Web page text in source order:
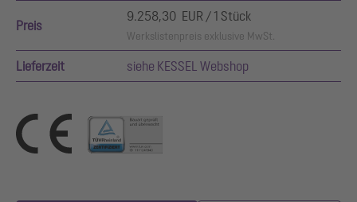
Preis
9.258,30 EUR / 1 Stück
Werkslistenpreis exklusive MwSt.
Lieferzeit siehe KESSEL Webshop